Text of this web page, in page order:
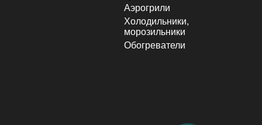
Аэрогрили
Холодильники,
морозильники
Обогреватели